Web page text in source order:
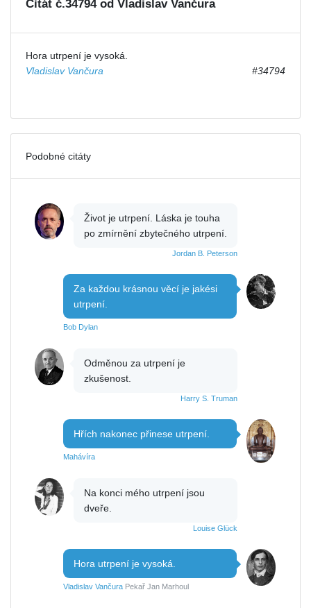
Citát č.34794 od Vladislav Vančura
Hora utrpení je vysoká.
Vladislav Vančura
#34794
Podobné citáty
Život je utrpení. Láska je touha
po zmírnění zbytečného utrpení.
Jordan B. Peterson
Za každou krásnou věcí je jakési
utrpení.
Bob Dylan
Odměnou za utrpení je
zkušenost.
Harry S. Truman
Hřích nakonec přinese utrpení.
Mahávíra
Na konci mého utrpení jsou
dveře.
Louise Glück
Hora utrpení je vysoká.
Vladislav Vančura Pekař Jan Marhoul